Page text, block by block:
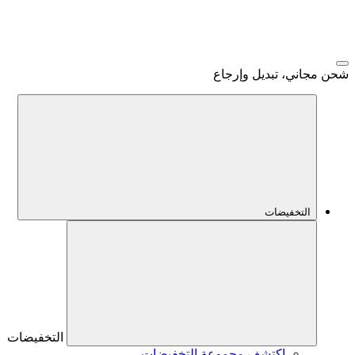
شحن مجاني، تبديل وإرجاع
التخفيضات
التخفيضات